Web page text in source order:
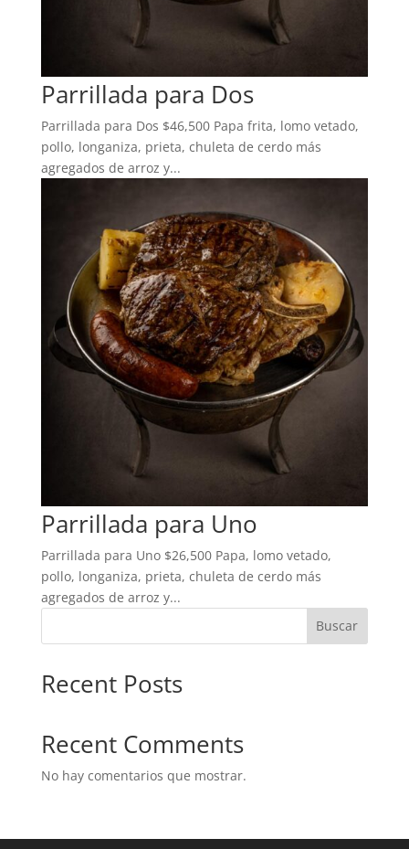
Parrillada para Dos
Parrillada para Dos $46,500 Papa frita, lomo vetado,
pollo, longaniza, prieta, chuleta de cerdo más
agregados de arroz y...
Parrillada para Uno
Parrillada para Uno $26,500 Papa, lomo vetado,
pollo, longaniza, prieta, chuleta de cerdo más
agregados de arroz y...
Buscar
Recent Posts
Recent Comments
No hay comentarios que mostrar.